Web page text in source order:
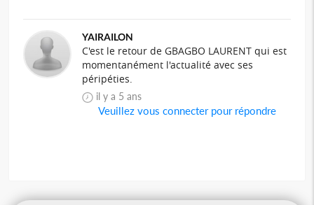
YAIRAILON
C'est le retour de GBAGBO LAURENT qui est
momentanément l'actualité avec ses
péripéties.
il y a 5 ans
Veuillez vous connecter pour répondre